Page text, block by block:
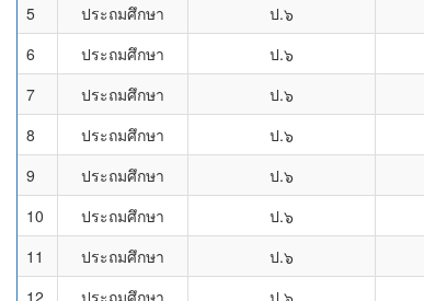
5
ประถมศึกษา ป.๖
6
ประถมศึกษา ป.๖
7
ประถมศึกษา ป.๖
8
ประถมศึกษา ป.๖
9
ประถมศึกษา ป.๖
10
ประถมศึกษา ป.๖
11
ประถมศึกษา ป.๖
12
ประถมศึกษา ป.๖